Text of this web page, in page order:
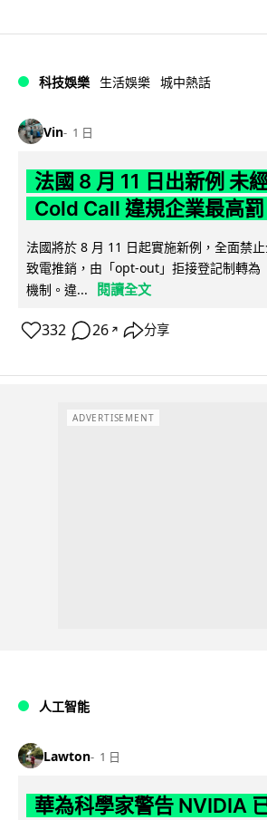
科技娛樂 生活娛樂 城中熱話
Vin 1 日
法國 8 月 11 日出新例 未
Cold Call 違規企業最高
法國將於 8 月 11 日起實施新例，全面禁
致電推銷，由「opt-out」拒接登記制轉為
機制。違...
閱讀全文
332 26 ↗ 分享
ADVERTISEMENT
人工智能
Lawton 1 日
華為科學家警告 NVIDIA